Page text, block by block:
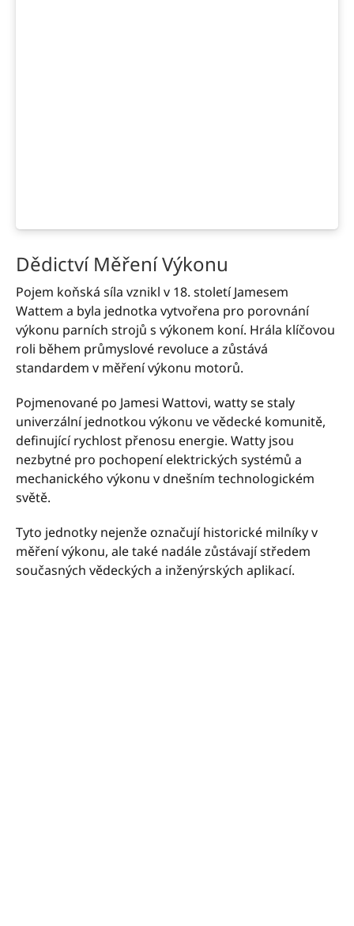
Dědictví Měření Výkonu
Pojem koňská síla vznikl v 18. století Jamesem
Wattem a byla jednotka vytvořena pro porovnání
výkonu parních strojů s výkonem koní. Hrála klíčovou
roli během průmyslové revoluce a zůstává
standardem v měření výkonu motorů.
Pojmenované po Jamesi Wattovi, watty se staly
univerzální jednotkou výkonu ve vědecké komunitě,
definující rychlost přenosu energie. Watty jsou
nezbytné pro pochopení elektrických systémů a
mechanického výkonu v dnešním technologickém
světě.
Tyto jednotky nejenže označují historické milníky v
měření výkonu, ale také nadále zůstávají středem
současných vědeckých a inženýrských aplikací.